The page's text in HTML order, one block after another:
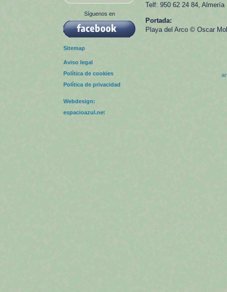
Síguenos en
Sitemap
Aviso legal
Política de cookies
Política de privacidad
Webdesign:
espacioazul.net
Telf: 950 62 24 84, Almería
Portada:
Playa del Arco © Oscar